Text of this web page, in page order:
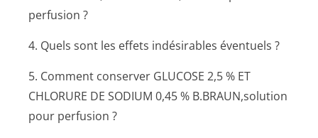
perfusion ?
4. Quels sont les effets indésirables éventuels ?
5. Comment conserver GLUCOSE 2,5 % ET
CHLORURE DE SODIUM 0,45 % B.BRAUN,solution
pour perfusion ?